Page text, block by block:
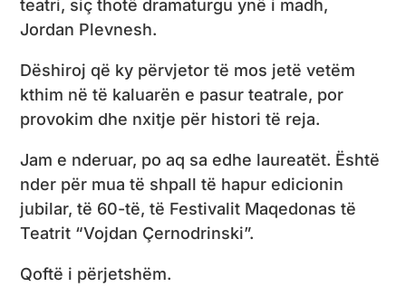
teatri, siç thotë dramaturgu ynë i madh,
Jordan Plevnesh.
Dëshiroj që ky përvjetor të mos jetë vetëm
kthim në të kaluarën e pasur teatrale, por
provokim dhe nxitje për histori të reja.
Jam e nderuar, po aq sa edhe laureatët. Është
nder për mua të shpall të hapur edicionin
jubilar, të 60-të, të Festivalit Maqedonas të
Teatrit “Vojdan Çernodrinski”.
Qoftë i përjetshëm.